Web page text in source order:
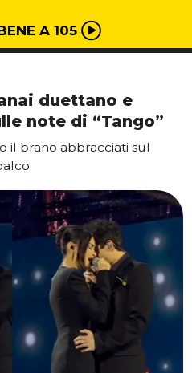
A 105
duettano e
note di “Tango”
il brano abbracciati sul